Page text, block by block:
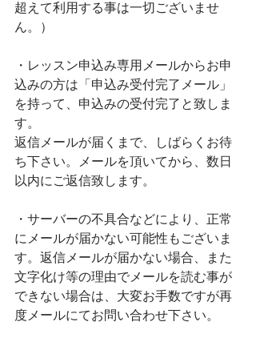
超えて利用する事は一切ございませ
ん。）
・レッスン申込み専用メールからお申
込みの方は「申込み受付完了メール」
を持って、申込みの受付完了と致しま
す。
返信メールが届くまで、しばらくお待
ち下さい。メールを頂いてから、数日
以内にご返信致します。
・サーバーの不具合などにより、正常
にメールが届かない可能性もございま
す。返信メールが届かない場合、また
文字化け等の理由でメールを読む事が
できない場合は、大変お手数ですが再
度メールにてお問い合わせ下さい。